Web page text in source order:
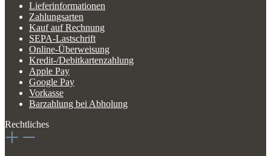
Lieferinformationen
Zahlungsarten
Kauf auf Rechnung
SEPA-Lastschrift
Online-Überweisung
Kredit-/Debitkartenzahlung
Apple Pay
Google Pay
Vorkasse
Barzahlung bei Abholung
Rechtliches